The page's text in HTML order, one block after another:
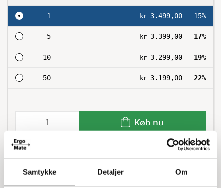
Samtykke Detaljer Om
Køb nu
Bemærkning
1 kr 3.499,00 15%
5 kr 3.399,00 17%
10 kr 3.299,00 19%
50 kr 3.199,00 22%